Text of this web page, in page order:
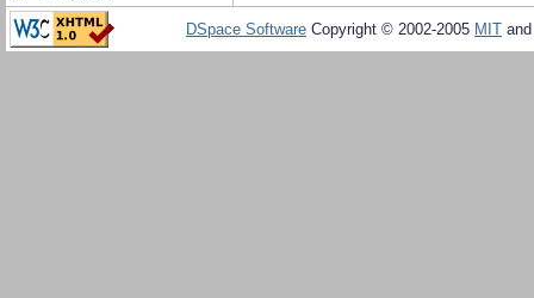
DSpace Software Copyright © 2002-2005 MIT